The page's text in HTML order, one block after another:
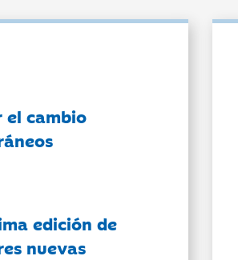
el cambio
edición de
nuevas